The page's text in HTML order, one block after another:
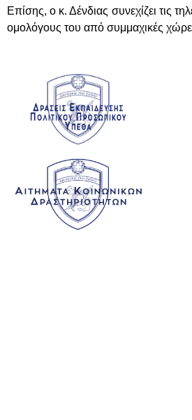
Επίσης, ο κ. Δένδιας συνεχίζει τις
ομολόγους του από συμμαχικές